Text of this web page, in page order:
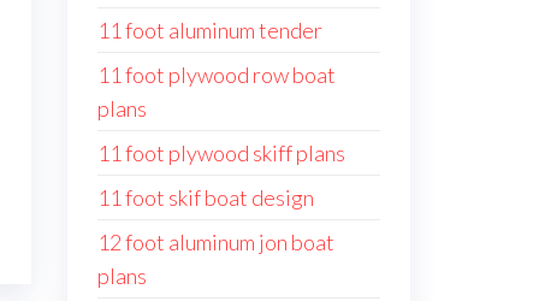
11 foot aluminum tender
11 foot plywood row boat
plans
11 foot plywood skiff plans
11 foot skif boat design
12 foot aluminum jon boat
plans